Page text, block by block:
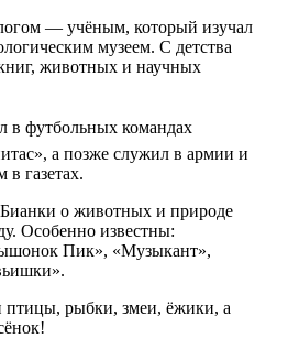
— учёным, который изучал
музеем. С детства
животных и научных
в футбольных командах
а позже служил в армии и
в газетах.
о животных и природе
Особенно известны:
Пик», «Музыкант»,
рыбки, змеи, ёжики, а